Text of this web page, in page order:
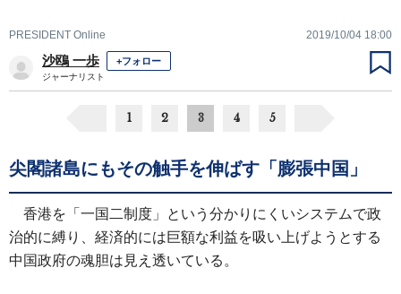
PRESIDENT Online 2019/10/04 18:00
沙鴎 一歩 +フォロー
ジャーナリスト
1 2 3 4 5
尖閣諸島にもその触手を伸ばす「膨張中国」
香港を「一国二制度」という分かりにくいシステムで政
治的に縛り、経済的には巨額な利益を吸い上げようとする
中国政府の魂胆は見え透いている。